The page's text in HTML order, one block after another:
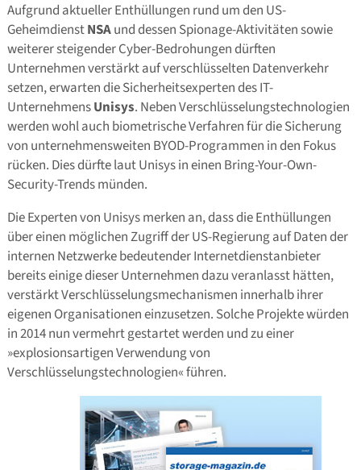
Aufgrund aktueller Enthüllungen rund um den US-
GeheimdienstNSAund dessen Spionage-Aktivitäten sowie
weiterer steigender Cyber-Bedrohungen dürften
Unternehmen verstärkt auf verschlüsselten Datenverkehr
setzen, erwarten die Sicherheitsexperten des IT-
UnternehmensUnisys. Neben Verschlüsselungstechnologien
werden wohl auch biometrische Verfahren für die Sicherung
von unternehmensweiten BYOD-Programmen in den Fokus
rücken. Dies dürfte laut Unisys in einen Bring-Your-Own-
Security-Trends münden.
Die Experten von Unisys merken an, dass die Enthüllungen
über einen möglichen Zugriff der US-Regierung auf Daten der
internen Netzwerke bedeutender Internetdienstanbieter
bereits einige dieser Unternehmen dazu veranlasst hätten,
verstärkt Verschlüsselungsmechanismen innerhalb ihrer
eigenen Organisationen einzusetzen. Solche Projekte würden
in 2014 nun vermehrt gestartet werden und zu einer
»explosionsartigen Verwendung von
Verschlüsselungstechnologien« führen.